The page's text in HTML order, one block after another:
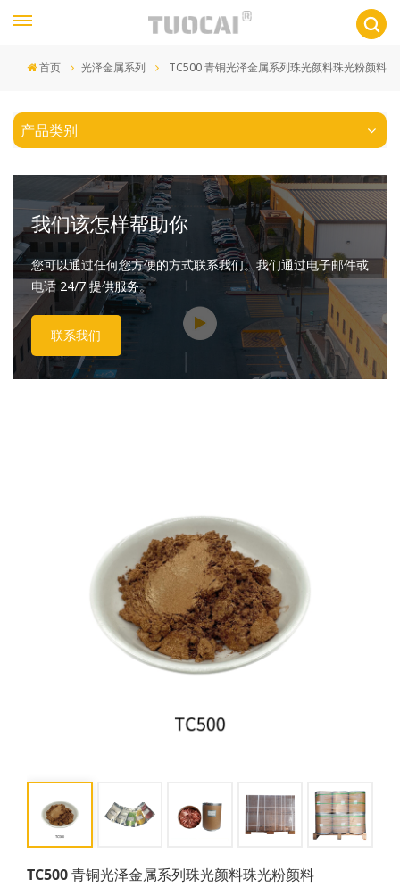
首页 光泽金属系列 TC500 青铜光泽金属系列珠光颜料珠光粉颜料
产品类别
我们该怎样帮助你
您可以通过任何您方便的方式联系我们。我们通过电子邮件或
电话 24/7 提供服务。
联系我们
TC500 青铜光泽金属系列珠光颜料珠光粉颜料